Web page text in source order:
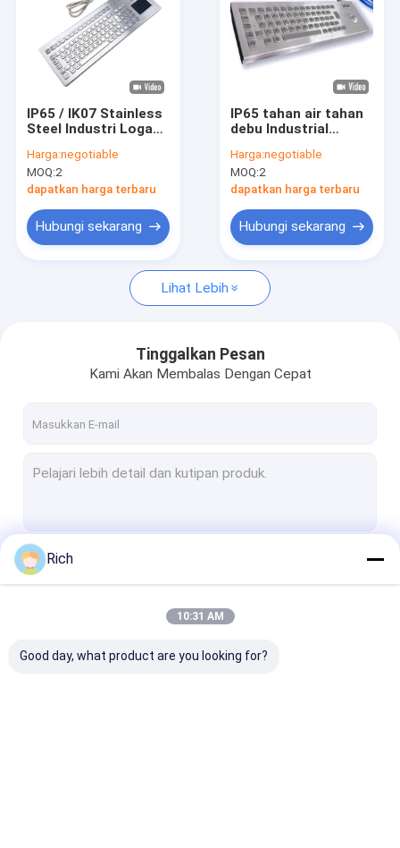
Video
Tentang kita
Berita
Semua Kasus
Quote request suatu
Papan Ketik Baja Tahan Karat
Panel dipasang keyboard
Keyboard Industri Dengan Touchpad
keyboard silikon industri
Metal Keypad
IP65 / IK07 Stainless
Steel Industri Logam
Waterproof
Dustproof Keyboard
usb -40°C
Harga:negotiable
MOQ:2
dapatkan harga terbaru
Hubungi sekarang
IP65 tahan air tahan
debu Industrial
Keyboard Dengan
Trackball Komputer
Keyboard Desain
Harga:negotiable
MOQ:2
dapatkan harga terbaru
Hubungi sekarang
Lihat Lebih
Tinggalkan Pesan
Kami Akan Membalas Dengan Cepat
Rich
10:31 AM
Good day, what product are you looking for?